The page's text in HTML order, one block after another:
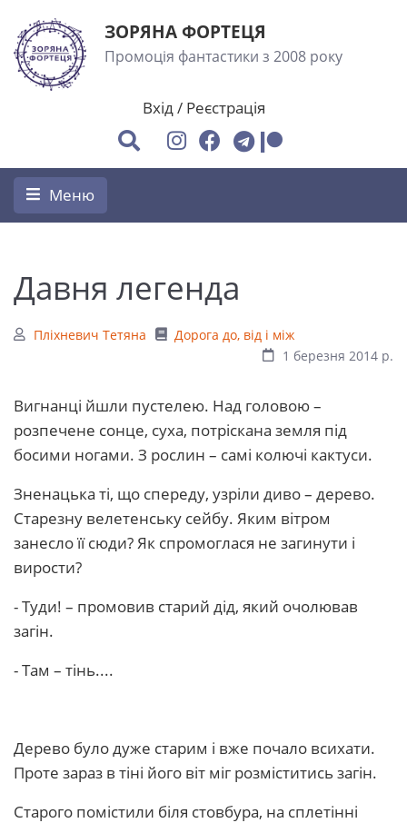
ЗОРЯНА ФОРТЕЦЯ
Промоція фантастики з 2008 року
Вхід/ Реєстрація
Меню
Давня легенда
Пліхневич Тетяна
Дорога до, від і між
1 березня 2014 р.
Вигнанці йшли пустелею. Над головою –
розпечене сонце, суха, потріскана земля під
босими ногами. З рослин – самі колючі кактуси.
Зненацька ті, що спереду, узріли диво – дерево.
Старезну велетенську сейбу. Яким вітром
занесло її сюди? Як спромоглася не загинути і
вирости?
- Туди! – промовив старий дід, який очолював
загін.
- Там – тінь....
Дерево було дуже старим і вже почало всихати.
Проте зараз в тіні його віт міг розміститись загін.
Старого помістили біля стовбура, на сплетінні